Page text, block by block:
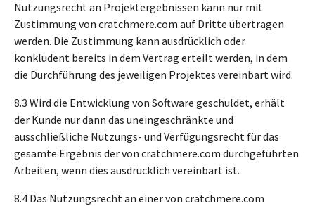
Nutzungsrecht an Projektergebnissen kann nur mit
Zustimmung von cratchmere.com auf Dritte übertragen
werden. Die Zustimmung kann ausdrücklich oder
konkludent bereits in dem Vertrag erteilt werden, in dem
die Durchführung des jeweiligen Projektes vereinbart wird.
8.3 Wird die Entwicklung von Software geschuldet, erhält
der Kunde nur dann das uneingeschränkte und
ausschließliche Nutzungs- und Verfügungsrecht für das
gesamte Ergebnis der von cratchmere.com durchgeführten
Arbeiten, wenn dies ausdrücklich vereinbart ist.
8.4 Das Nutzungsrecht an einer von cratchmere.com